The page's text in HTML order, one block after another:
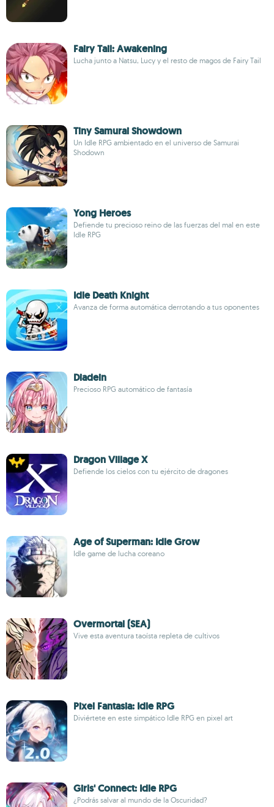
Fairy Tail: Awakening
Lucha junto a Natsu, Lucy y el resto de magos de Fairy Tail
Tiny Samurai Showdown
Un Idle RPG ambientado en el universo de Samurai
Shodown
Yong Heroes
Defiende tu precioso reino de las fuerzas del mal en este
Idle RPG
Idle Death Knight
Avanza de forma automática derrotando a tus oponentes
Diadein
Precioso RPG automático de fantasía
Dragon Village X
Defiende los cielos con tu ejército de dragones
Age of Superman: Idle Grow
Idle game de lucha coreano
Overmortal (SEA)
Vive esta aventura taoísta repleta de cultivos
Pixel Fantasia: Idle RPG
Diviértete en este simpático Idle RPG en pixel art
Girls' Connect: Idle RPG
¿Podrás salvar al mundo de la Oscuridad?